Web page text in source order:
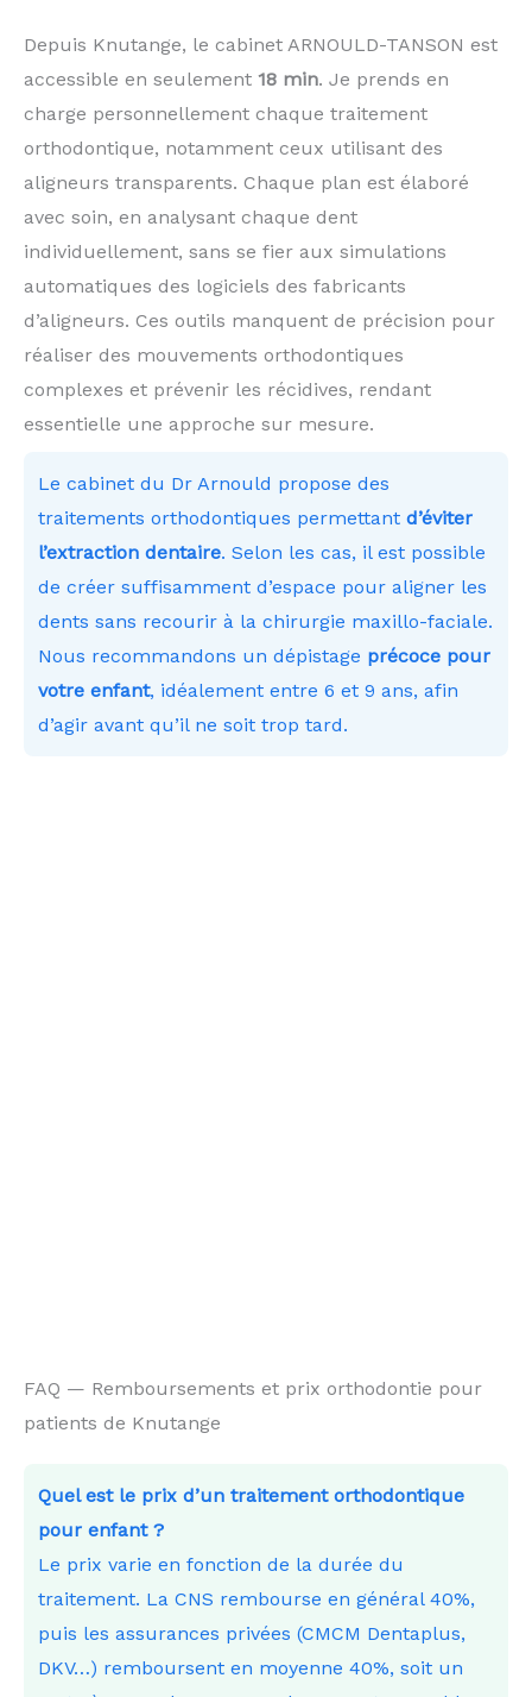
Depuis Knutange, le cabinet ARNOULD-TANSON est
accessible en seulement 18 min. Je prends en
charge personnellement chaque traitement
orthodontique, notamment ceux utilisant des
aligneurs transparents. Chaque plan est élaboré
avec soin, en analysant chaque dent
individuellement, sans se fier aux simulations
automatiques des logiciels des fabricants
d’aligneurs. Ces outils manquent de précision pour
réaliser des mouvements orthodontiques
complexes et prévenir les récidives, rendant
essentielle une approche sur mesure.
Le cabinet du Dr Arnould propose des
traitements orthodontiques permettant d’éviter
l’extraction dentaire. Selon les cas, il est possible
de créer suffisamment d’espace pour aligner les
dents sans recourir à la chirurgie maxillo-faciale.
Nous recommandons un dépistage précoce pour
votre enfant, idéalement entre 6 et 9 ans, afin
d’agir avant qu’il ne soit trop tard.
FAQ — Remboursements et prix orthodontie pour
patients de Knutange
Quel est le prix d’un traitement orthodontique
pour enfant ?
Le prix varie en fonction de la durée du
traitement. La CNS rembourse en général 40%,
puis les assurances privées (CMCM Dentaplus,
DKV…) remboursent en moyenne 40%, soit un